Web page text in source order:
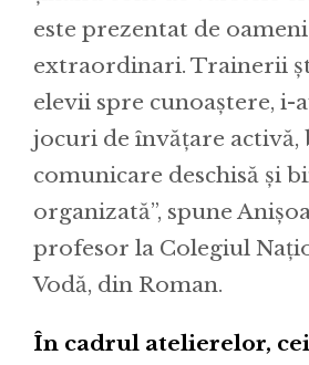
este prezentat de oameni
extraordinari. Trainerii
elevii spre cunoaștere, i-
jocuri de învățare activă,
comunicare deschisă și
organizată”, spune
profesor la Colegiul
Vodă, din Roman.
În cadrul atelierelor,